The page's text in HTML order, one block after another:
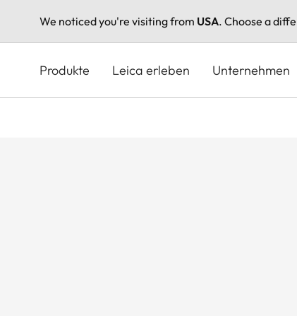
We noticed you're visiting from USA. Choose a
Produkte Leica erleben Unternehmen